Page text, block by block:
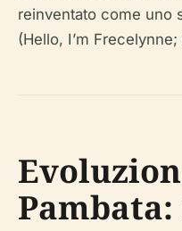
reinventato come uno
(Hello, I’m
Pambata: